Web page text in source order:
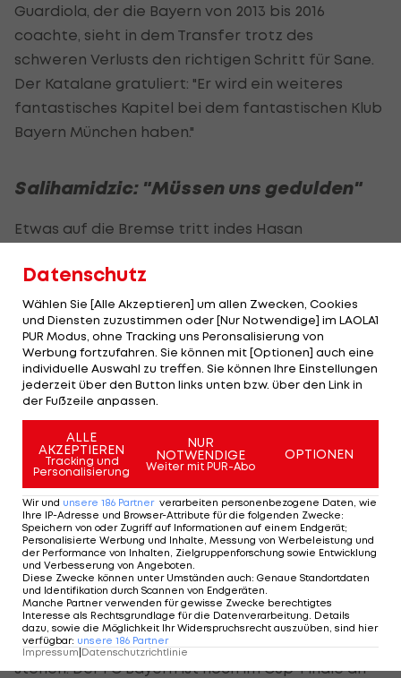
Guardiola, der die Bayern von 2013 bis 2016
coachte, sieht in dem Transfer trotz des
schweren Verlusts den richtigen Schritt für Sane.
Der Katalane gratuliert: "Er wird ein weiteres
fantastisches Kapitel bei dem fantastischen Klub
Bayern München haben."
Salihamidzic: "Müssen uns gedulden"
Etwas auf die Bremse tritt indes Hasan
"Wir sind in sehr guten Gesprächen mit dem
Management von Leroy Sane und
selbstverständlichManchester City, das kann ich
bestätigen. Wir müssen uns jetzt aber alle ein
wenig gedulden."
Sane hat beim englischen Premier-League-Klub
noch einen Vertrag bis zum Sommer 2021, seine
Ablösesumme soll sich auf knapp 50 Millionen Euro
belaufen. Der Flügelstürmer soll in diesem
Sommer angeblich einen Vertrag über fünf Jahre
in München bekommen.
Die drei Leihspieler Philippe Coutinho,
Ivan Perisic
und Alvaro Odriozola werden dem Klub von ÖFB-
StarDavid Alabalaut Salihamidzic auch in den
nächsten zwei Monaten noch zur Verfügung
stehen. Der FC Bayern ist noch im Cup-Finale an
Datenschutz
Wählen Sie [Alle Akzeptieren] um allen Zwecken, Cookies
und Diensten zuzustimmen oder [Nur Notwendige] im LAOLA1
PUR Modus, ohne Tracking uns Peronsalisierung von
Werbung fortzufahren. Sie können mit [Optionen] auch eine
individuelle Auswahl zu treffen. Sie können Ihre Einstellungen
jederzeit über den Button links unten bzw. über den Link in
der Fußzeile anpassen.
ALLE
AKZEPTIEREN
Tracking und
Personalisierung
NUR
NOTWENDIGE
Weiter mit PUR-Abo
OPTIONEN
Wir und unsere 186 Partner verarbeiten personenbezogene Daten, wie
Ihre IP-Adresse und Browser-Attribute für die folgenden Zwecke:
Speichern von oder Zugriff auf Informationen auf einem Endgerät;
Personalisierte Werbung und Inhalte, Messung von Werbeleistung und
der Performance von Inhalten, Zielgruppenforschung sowie Entwicklung
und Verbesserung von Angeboten
Diese Zwecke können unter Umständen auch: Genaue Standortdaten
und Identifikation durch Scannen von Endgeräten
Manche Partner verwenden für gewisse Zwecke berechtigtes
Interesse als Rechtsgrundlage für die Datenverarbeitung. Details
dazu, sowie die Möglichkeit Ihr Widerspruchsrecht auszuüben, sind hier
verfügbar: unsere 186 Partner
Impressum|Datenschutzrichtlinie